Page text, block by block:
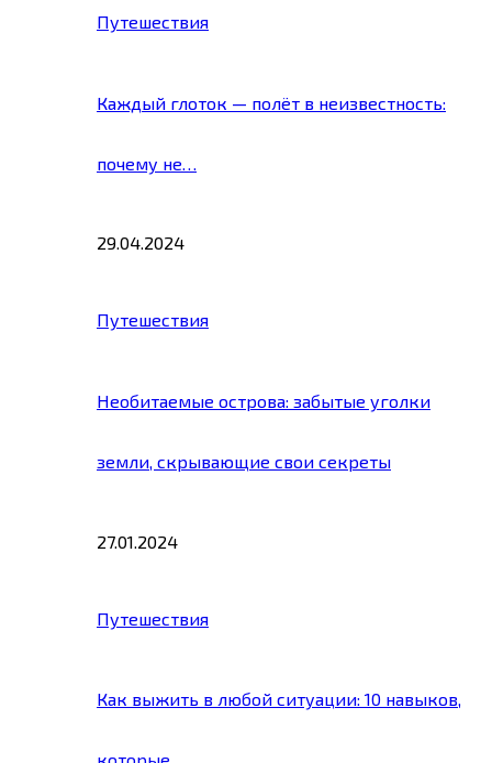
Путешествия
Каждый глоток — полёт в неизвестность:
почему не…
29.04.2024
Путешествия
Необитаемые острова: забытые уголки
земли, скрывающие свои секреты
27.01.2024
Путешествия
Как выжить в любой ситуации: 10 навыков,